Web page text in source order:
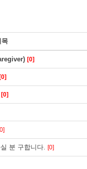
목
[0]
[0]
[0]
분 구합니다. [0]